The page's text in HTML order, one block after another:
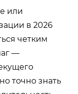
или
в 2026
четким
—
точно знать